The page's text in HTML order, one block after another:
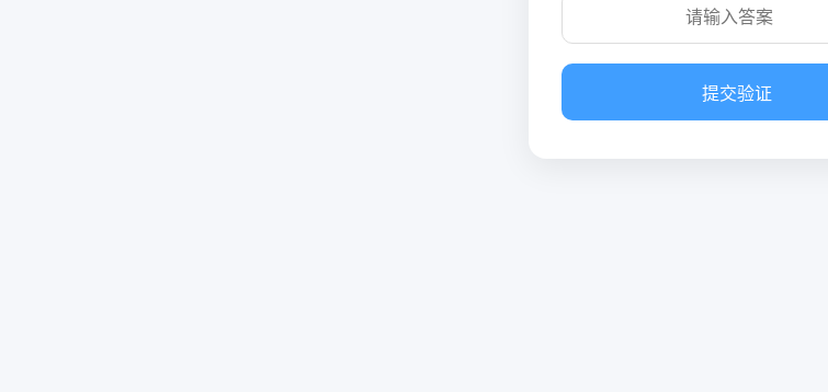
提交验证